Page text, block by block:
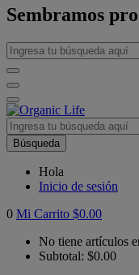
Sembramos
Búsqueda
Hola
Inicio de sesión
0 Mi Carrito $0.00
No tiene artículos
Subtotal: $0.00